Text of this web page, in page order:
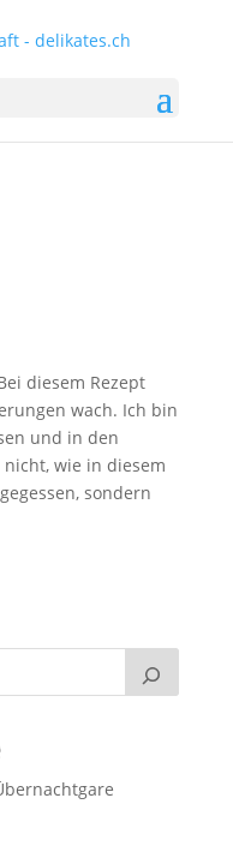
diesem Rezept
wach. Ich bin
und in den
wie in diesem
sondern